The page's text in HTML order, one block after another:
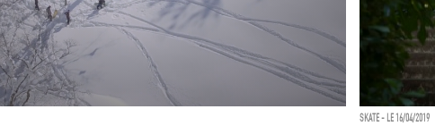
SKATE - LE 16/04/2019